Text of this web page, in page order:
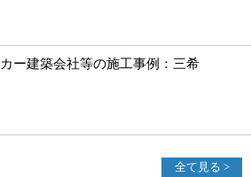
ー建築会社等の施工事例：三希
全て見る >